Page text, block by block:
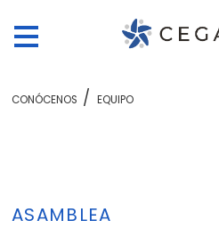
CONÓCENOS EQUIPO
ASAMBLEA